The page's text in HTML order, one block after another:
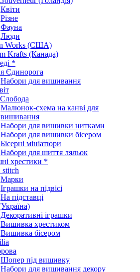
Квіти
Різне
Фауна
Люди
Works (США)
Krafts (Канада)
*
Єдинорога
Набори для вишивання
Малюнок-схема на канві для
вишивання
Набори для вишивки нитками
Набори для вишивки бісером
Бісерні мініатюри
Набори для шиття ляльок
хрестики *
stitch
Марки
Іграшки на підвісі
На підставці
Декоративні іграшки
Вишивка хрестиком
Вишивка бісером
Шопер під вишивку
Набори для вишивання декору